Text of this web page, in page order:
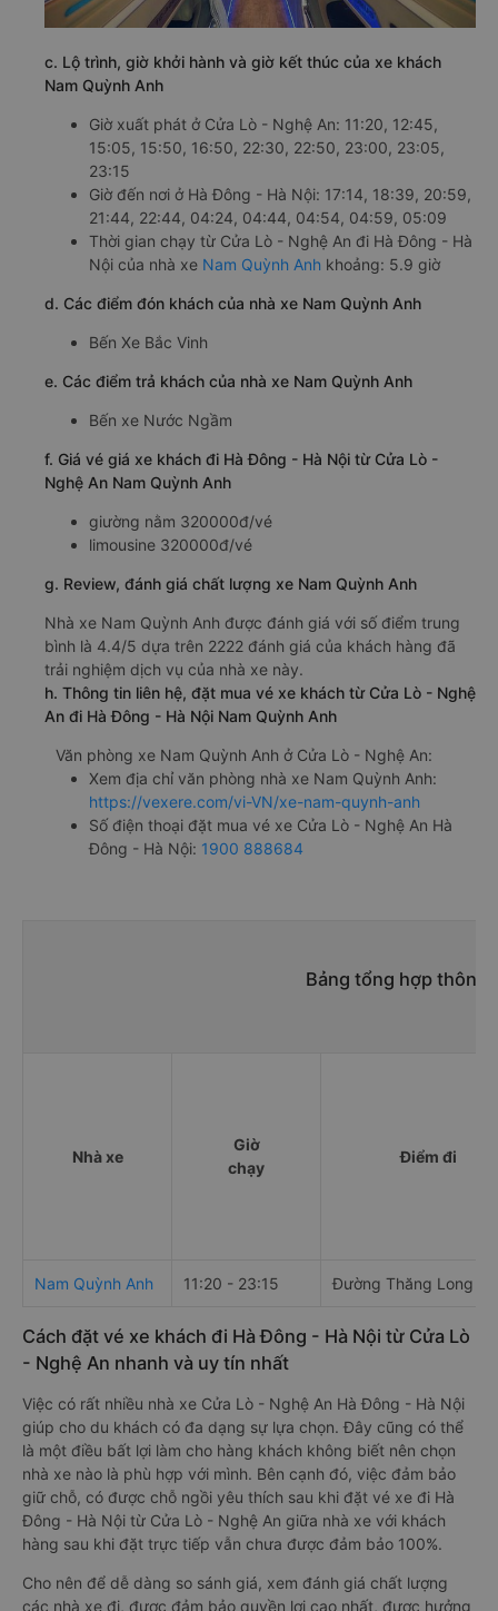
c. Lộ trình, giờ khởi hành và giờ kết thúc của xe khách
Nam Quỳnh Anh
Giờ xuất phát ở Cửa Lò - Nghệ An: 11:20, 12:45,
15:05, 15:50, 16:50, 22:30, 22:50, 23:00, 23:05,
23:15
Giờ đến nơi ở Hà Đông - Hà Nội: 17:14, 18:39, 20:59,
21:44, 22:44, 04:24, 04:44, 04:54, 04:59, 05:09
Thời gian chạy từ Cửa Lò - Nghệ An đi Hà Đông - Hà
Nội của nhà xe Nam Quỳnh Anh khoảng: 5.9 giờ
d. Các điểm đón khách của nhà xe Nam Quỳnh Anh
Bến Xe Bắc Vinh
e. Các điểm trả khách của nhà xe Nam Quỳnh Anh
Bến xe Nước Ngầm
f. Giá vé giá xe khách đi Hà Đông - Hà Nội từ Cửa Lò -
Nghệ An Nam Quỳnh Anh
giường nằm 320000đ/vé
limousine 320000đ/vé
g. Review, đánh giá chất lượng xe Nam Quỳnh Anh
Nhà xe Nam Quỳnh Anh được đánh giá với số điểm trung
bình là 4.4/5 dựa trên 2222 đánh giá của khách hàng đã
trải nghiệm dịch vụ của nhà xe này.
h. Thông tin liên hệ, đặt mua vé xe khách từ Cửa Lò - Nghệ
An đi Hà Đông - Hà Nội Nam Quỳnh Anh
Văn phòng xe Nam Quỳnh Anh ở Cửa Lò - Nghệ An:
Xem địa chỉ văn phòng nhà xe Nam Quỳnh Anh:
https://vexere.com/vi-VN/xe-nam-quynh-anh
Số điện thoại đặt mua vé xe Cửa Lò - Nghệ An Hà
Đông - Hà Nội: 1900 888684
Bảng tổng hợp thông
Nhà xe
Giờ
chạy
Điểm đi
Nam Quỳnh Anh 11:20 - 23:15 Đường Thăng Long
Cách đặt vé xe khách đi Hà Đông - Hà Nội từ Cửa Lò
- Nghệ An nhanh và uy tín nhất
Việc có rất nhiều nhà xe Cửa Lò - Nghệ An Hà Đông - Hà Nội
giúp cho du khách có đa dạng sự lựa chọn. Đây cũng có thể
là một điều bất lợi làm cho hàng khách không biết nên chọn
nhà xe nào là phù hợp với mình. Bên cạnh đó, việc đảm bảo
giữ chỗ, có được chỗ ngồi yêu thích sau khi đặt vé xe đi Hà
Đông - Hà Nội từ Cửa Lò - Nghệ An giữa nhà xe với khách
hàng sau khi đặt trực tiếp vẫn chưa được đảm bảo 100%.
Cho nên để dễ dàng so sánh giá, xem đánh giá chất lượng
các nhà xe đi, được đảm bảo quyền lợi cao nhất, được hưởng